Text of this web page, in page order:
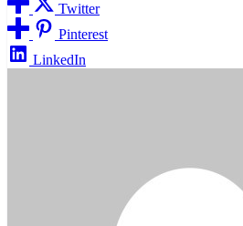
Twitter
Pinterest
LinkedIn